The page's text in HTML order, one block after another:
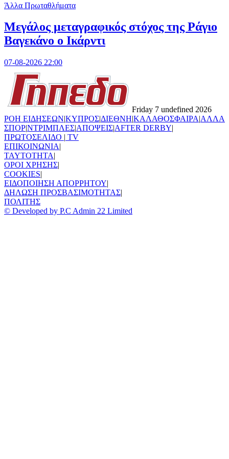
Άλλα Πρωταθλήματα
Μεγάλος μεταγραφικός στόχος της Ράγιο
Βαγεκάνο ο Ικάρντι
07-08-2026 22:00
Friday 7 undefined 2026
ΡΟΗ ΕΙΔΗΣΕΩΝ|ΚΥΠΡΟΣ|ΔΙΕΘΝΗ|ΚΑΛΑΘΟΣΦΑΙΡΑ|ΑΛΛΑ
ΣΠΟΡ|ΝΤΡΙΜΠΛΕΣ|ΑΠΟΨΕΙΣ|AFTER DERBY|
ΠΡΩΤΟΣΕΛΙΔΟ | TV
ΕΠΙΚΟΙΝΩΝΙΑ|
TAYTOTHTA|
ΟΡΟΙ ΧΡΗΣΗΣ|
COOKIES|
ΕΙΔΟΠΟΙΗΣΗ ΑΠΟΡΡΗΤΟΥ|
ΔΗΛΩΣΗ ΠΡΟΣΒΑΣΙΜΟΤΗΤΑΣ|
ΠΟΛΙΤΗΣ
© Developed by P.C Admin 22 Limited